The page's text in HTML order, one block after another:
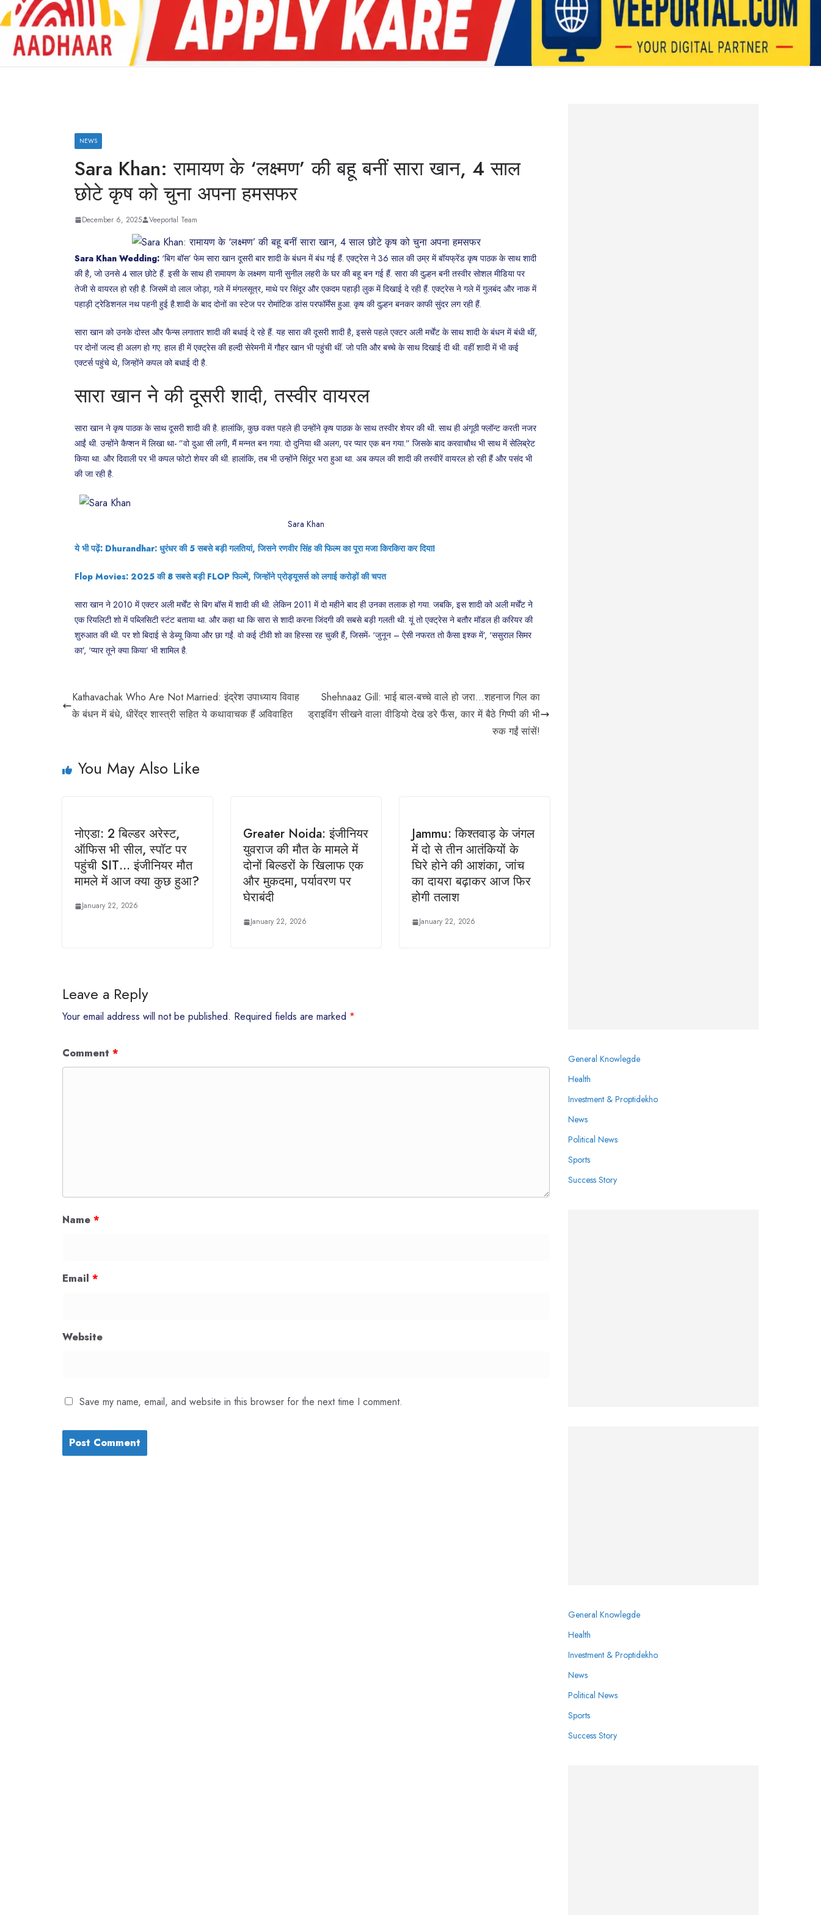
NEWS
Sara Khan: रामायण के ‘लक्ष्मण’ की बहू बनीं सारा खान, 4 साल
छोटे कृष को चुना अपना हमसफर
December 6, 2025 Veeportal Team
Sara Khan Wedding: ‘बिग बॉस’ फेम सारा खान दूसरी बार शादी के बंधन में बंध गई हैं. एक्ट्रेस ने 36 साल की उम्र में बॉयफ्रेंड कृष पाठक के साथ शादी
की है, जो उनसे 4 साल छोटे हैं. इसी के साथ ही रामायण के लक्ष्मण यानी सुनील लहरी के घर की बहू बन गई हैं. सारा की दुल्हन बनी तस्वीर सोशल मीडिया पर
तेजी से वायरल हो रही है. जिसमें वो लाल जोड़ा, गले में मंगलसूत्र, माथे पर सिंदूर और एकदम पहाड़ी लुक में दिखाई दे रही हैं. एक्ट्रेस ने गले में गुलबंद और नाक में
पहाड़ी ट्रेडिशनल नथ पहनी हुई है.शादी के बाद दोनों का स्टेज पर रोमांटिक डांस परफॉर्मेंस हुआ. कृष की दुल्हन बनकर काफी सुंदर लग रही हैं.
सारा खान को उनके दोस्त और फैन्स लगातार शादी की बधाई दे रहे हैं. यह सारा की दूसरी शादी है, इससे पहले एक्टर अली मर्चेंट के साथ शादी के बंधन में बंधी थीं,
पर दोनों जल्द ही अलग हो गए. हाल ही में एक्ट्रेस की हल्दी सेरेमनी में गौहर खान भी पहुंची थीं. जो पति और बच्चे के साथ दिखाई दी थी. वहीं शादी में भी कई
एक्टर्स पहुंचे थे, जिन्होंने कपल को बधाई दी है.
सारा खान ने की दूसरी शादी, तस्वीर वायरल
सारा खान ने कृष पाठक के साथ दूसरी शादी की है. हालांकि, कुछ वक्त पहले ही उन्होंने कृष पाठक के साथ तस्वीर शेयर की थी. साथ ही अंगूठी फ्लॉन्ट करती नजर
आईं थी. उन्होंने कैप्शन में लिखा था- ”वो दुआ सी लगी, मैं मन्नत बन गया. दो दुनिया थी अलग, पर प्यार एक बन गया.” जिसके बाद करवाचौथ भी साथ में सेलिब्रेट
किया था. और दिवाली पर भी कपल फोटो शेयर की थी. हालांकि, तब भी उन्होंने सिंदूर भरा हुआ था. अब कपल की शादी की तस्वीरें वायरल हो रही हैं और पसंद भी
की जा रही है.
Sara Khan
ये भी पढ़ें: Dhurandhar: धुरंधर की 5 सबसे बड़ी गलतियां, जिसने रणवीर सिंह की फिल्म का पूरा मजा किरकिरा कर दिया!
Flop Movies: 2025 की 8 सबसे बड़ी FLOP फिल्में, जिन्होंने प्रोड्यूसर्स को लगाई करोड़ों की चपत
सारा खान ने 2010 में एक्टर अली मर्चेंट से बिग बॉस में शादी की थी. लेकिन 2011 में दो महीने बाद ही उनका तलाक हो गया. जबकि, इस शादी को अली मर्चेंट ने
एक रियलिटी शो में पब्लिसिटी स्टंट बताया था. और कहा था कि सारा से शादी करना जिंदगी की सबसे बड़ी गलती थी. यूं तो एक्ट्रेस ने बतौर मॉडल ही करियर की
शुरुआत की थी. पर शो बिदाई से डेब्यू किया और छा गईं. वो कई टीवी शो का हिस्सा रह चुकी हैं, जिसमें- ‘जुनून – ऐसी नफरत तो कैसा इश्क में’, ‘ससुराल सिमर
का’, ‘प्यार तूने क्या किया’ भी शामिल है.
Kathavachak Who Are Not Married: इंद्रेश उपाध्याय विवाह
के बंधन में बंधे, धीरेंद्र शास्त्री सहित ये कथावाचक हैं अविवाहित
Shehnaaz Gill: भाई बाल-बच्चे वाले हो जरा…शहनाज गिल का
ड्राइविंग सीखने वाला वीडियो देख डरे फैंस, कार में बैठे गिप्पी की भी
रुक गईं सांसें!
You May Also Like
नोएडा: 2 बिल्डर अरेस्ट,
ऑफिस भी सील, स्पॉट पर
पहुंची SIT… इंजीनियर मौत
मामले में आज क्या कुछ हुआ?
January 22, 2026
Greater Noida: इंजीनियर
युवराज की मौत के मामले में
दोनों बिल्डरों के खिलाफ एक
और मुकदमा, पर्यावरण पर
घेराबंदी
January 22, 2026
Jammu: किश्तवाड़ के जंगल
में दो से तीन आतंकियों के
घिरे होने की आशंका, जांच
का दायरा बढ़ाकर आज फिर
होगी तलाश
January 22, 2026
Leave a Reply
Your email address will not be published. Required fields are marked *
Comment *
Name *
Email *
Website
Save my name, email, and website in this browser for the next time I comment.
General Knowlegde
Health
Investment & Proptidekho
News
Political News
Sports
Success Story
General Knowlegde
Health
Investment & Proptidekho
News
Political News
Sports
Success Story